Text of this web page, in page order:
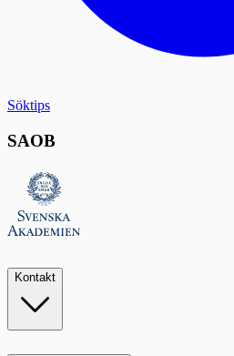
Söktips
SAOB
Kontakt